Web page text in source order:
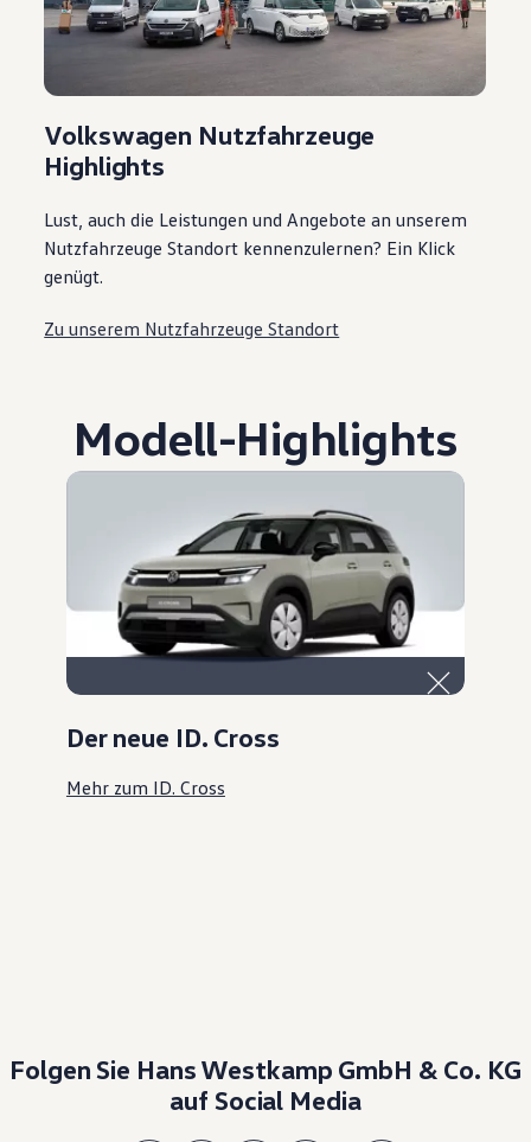
Volkswagen Nutzfahrzeuge
Highlights
Lust, auch die Leistungen und Angebote an unserem
Nutzfahrzeuge Standort kennenzulernen? Ein Klick
genügt.
Zu unserem Nutzfahrzeuge Standort
Modell-Highlights
Der neue ID. Cross
Mehr zum ID. Cross
Folgen Sie Hans Westkamp GmbH & Co. KG
auf Social Media